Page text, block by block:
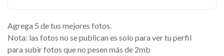
Agrega 5 de tus mejores fotos.
Nota: las fotos no se publican es solo para ver tu perfil
para subir fotos que no pesen más de 2mb